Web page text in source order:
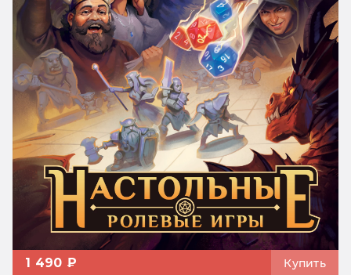
1 490 ₽ Купить